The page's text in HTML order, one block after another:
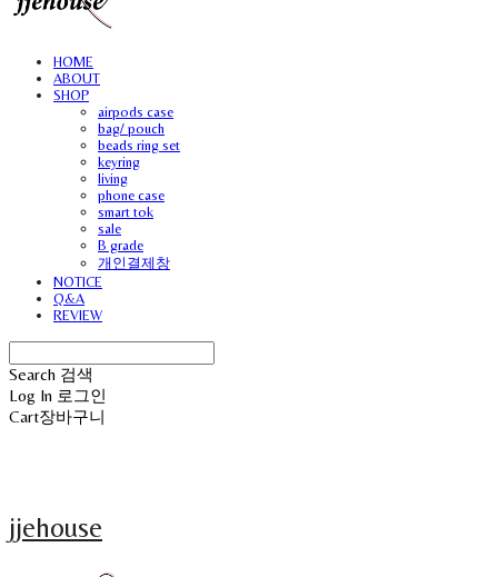
HOME
ABOUT
SHOP
airpods case
bag/ pouch
beads ring set
keyring
living
phone case
smart tok
sale
B grade
개인결제창
NOTICE
Q&A
REVIEW
Search 검색
Log In 로그인
Cart장바구니
jjehouse